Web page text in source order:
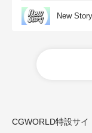
New Story
CGWORLD特設サイ